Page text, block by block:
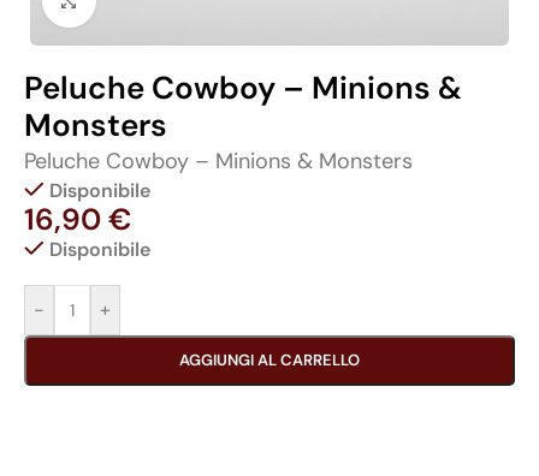
Peluche Cowboy – Minions &
Monsters
Peluche Cowboy – Minions & Monsters
Disponibile
16,90€
Disponibile
- +
AGGIUNGI AL CARRELLO